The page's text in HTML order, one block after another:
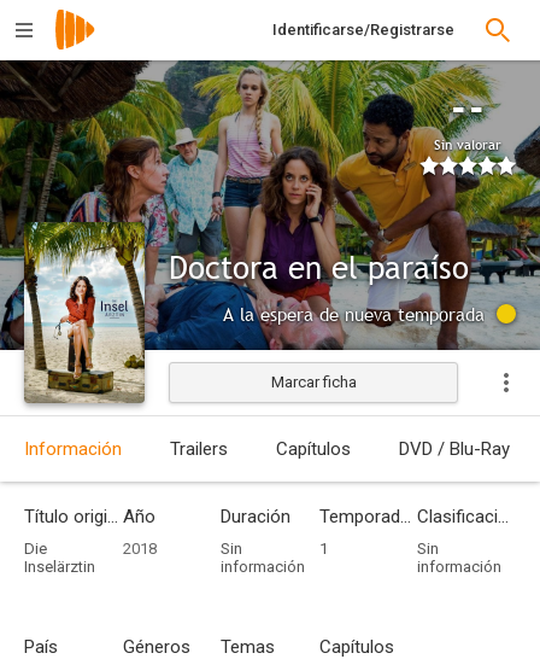
Identificarse/Registrarse
--
Sin valorar
Doctora en el paraíso
A la espera de nueva temporada
Marcar ficha
Información Trailers Capítulos DVD / Blu-Ray
Título original
Die
Inselärztin
Año
2018
Duración
Sin
información
Temporadas
1
Clasificación por edades
Sin
información
País Géneros Temas Capítulos